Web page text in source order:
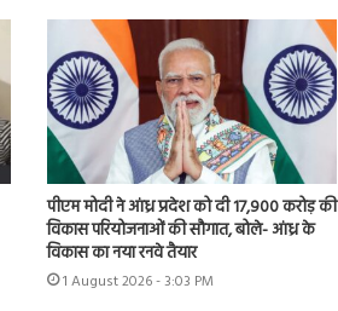
पीएम मोदी ने आंध्र प्रदेश को दी 17,900 करोड़ की
विकास परियोजनाओं की सौगात, बोले- आंध्र के
विकास का नया रनवे तैयार
1 August 2026 - 3:03 PM